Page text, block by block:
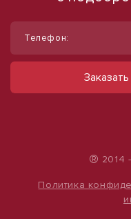
Телефон:
® 2014
Политика